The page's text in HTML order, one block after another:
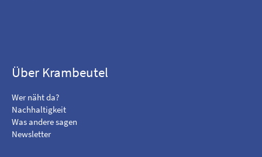
m
e
n
F
a
c
h
m
i
c
h
Über Krambeutel
Wer näht da?
Nachhaltigkeit
Was andere sagen
Newsletter